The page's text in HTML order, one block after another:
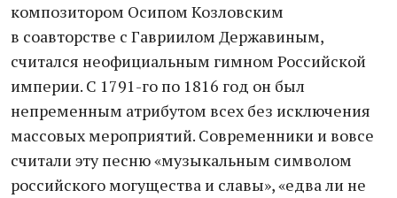
композитором Осипом Козловским
в соавторстве с Гавриилом Державиным,
считался неофициальным гимном Российской
империи. С 1791-го по 1816 год он был
непременным атрибутом всех без исключения
массовых мероприятий. Современники и вовсе
считали эту песню «музыкальным символом
российского могущества и славы», «едва ли не